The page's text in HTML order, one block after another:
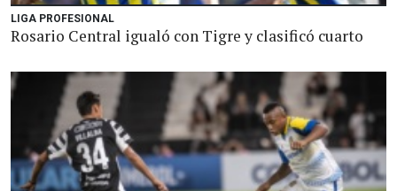
LIGA PROFESIONAL
Rosario Central igualó con Tigre y clasificó cuarto